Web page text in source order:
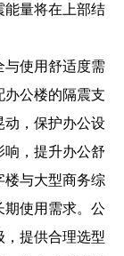
能量将在上部结
与使用舒适度需
办公楼的隔震支
动，保护办公设
响，提升办公舒
楼与大型商务综
期使用需求。公
，提供合理选型